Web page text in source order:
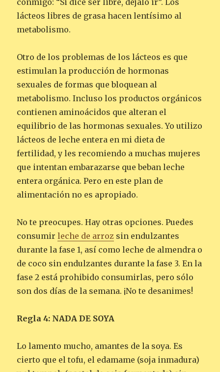
conmigo: “Si dice ser libre, déjalo ir”. Los
lácteos libres de grasa hacen lentísimo al
metabolismo.
Otro de los problemas de los lácteos es que
estimulan la producción de hormonas
sexuales de formas que bloquean al
metabolismo. Incluso los productos orgánicos
contienen aminoácidos que alteran el
equilibrio de las hormonas sexuales. Yo utilizo
lácteos de leche entera en mi dieta de
fertilidad, y les recomiendo a muchas mujeres
que intentan embarazarse que beban leche
entera orgánica. Pero en este plan de
alimentación no es apropiado.
No te preocupes. Hay otras opciones. Puedes
consumirleche de arroz sin endulzantes
durante la fase 1, así como leche de almendra o
de coco sin endulzantes durante la fase 3. En la
fase 2 está prohibido consumirlas, pero sólo
son dos días de la semana. ¡No te desanimes!
Regla 4: NADA DE SOYA
Lo lamento mucho, amantes de la soya. Es
cierto que el tofu, el edamame (soja inmadura)